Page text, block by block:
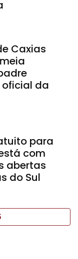
Caxias
da
para
com
abertas
do Sul